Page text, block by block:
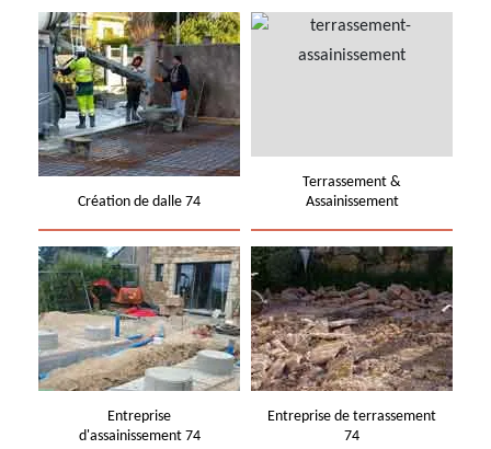
Création de dalle 74
Terrassement &
Assainissement
Entreprise
d'assainissement 74
Entreprise de terrassement
74